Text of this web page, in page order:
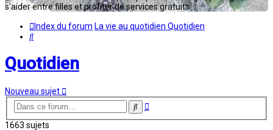
s'aider entre filles et profiter de services gratuits...
Index du forum La vie au quotidien Quotidien
Rechercher
Quotidien
Nouveau sujet
Rechercher
Recherche
1663 sujets